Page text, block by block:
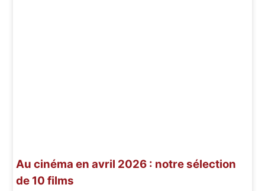
Au cinéma en avril 2026 : notre sélection
de 10 films